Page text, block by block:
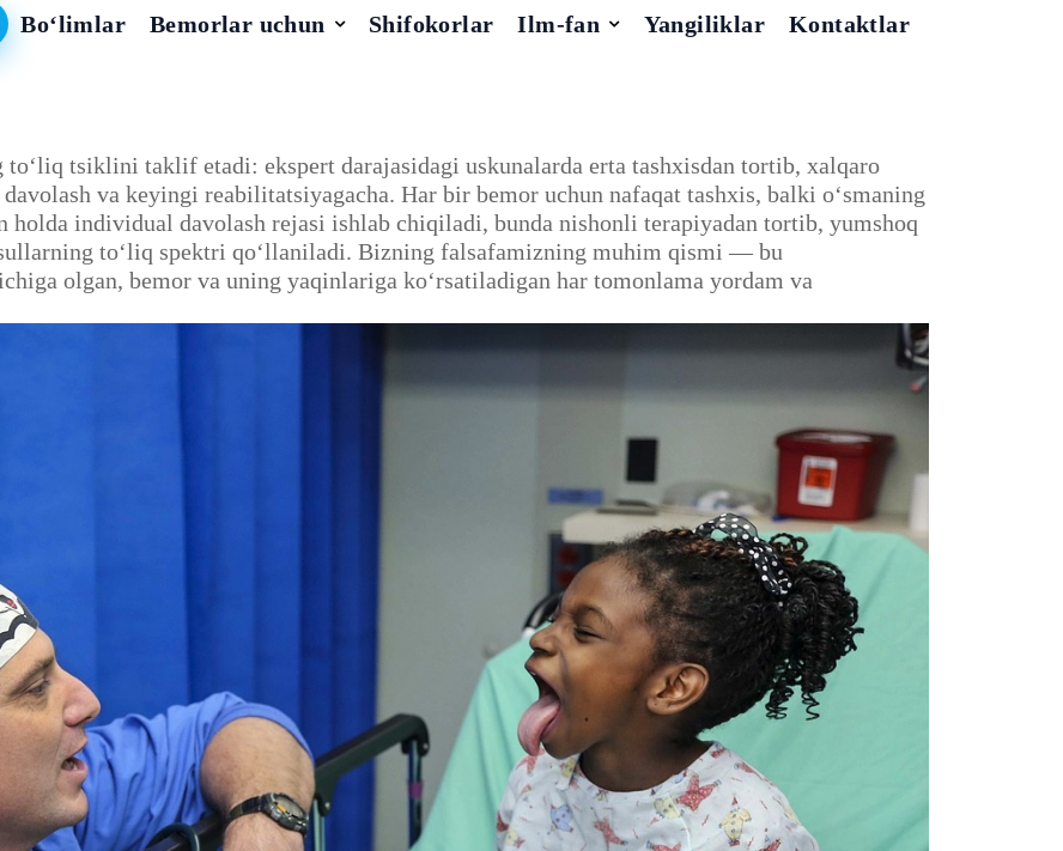
Bo‘limlar Bemorlar uchun Shifokorlar Ilm-fan Yangiliklar Kontaktlar
tsiklini taklif etadi: ekspert darajasidagi uskunalarda erta tashxisdan tortib, xalqaro
va keyingi reabilitatsiyagacha. Har bir bemor uchun nafaqat tashxis, balki o‘smaning
individual davolash rejasi ishlab chiqiladi, bunda nishonli terapiyadan tortib, yumshoq
to‘liq spektri qo‘llaniladi. Bizning falsafamizning muhim qismi — bu
olgan, bemor va uning yaqinlariga ko‘rsatiladigan har tomonlama yordam va